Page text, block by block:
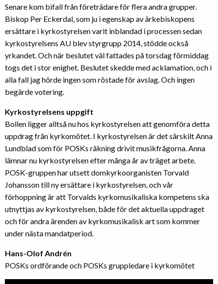
Senare kom bifall från företrädare för flera andra grupper.
Biskop Per Eckerdal, som ju i egenskap av ärkebiskopens
ersättare i kyrkostyrelsen varit inblandad i processen sedan
kyrkostyrelsens AU blev styrgrupp 2014, stödde också
yrkandet. Och när beslutet väl fattades på torsdag förmiddag
togs det i stor enighet. Beslutet skedde med acklamation, och i
alla fall jag hörde ingen som röstade för avslag. Och ingen
begärde votering.
Kyrkostyrelsens uppgift
Bollen ligger alltså nu hos kyrkostyrelsen att genomföra detta
uppdrag från kyrkomötet. I kyrkostyrelsen är det särskilt Anna
Lundblad som för POSKs räkning drivit musikfrågorna. Anna
lämnar nu kyrkostyrelsen efter många år av träget arbete.
POSK-gruppen har utsett domkyrkoorganisten Torvald
Johansson till ny ersättare i kyrkostyrelsen, och vår
förhoppning är att Torvalds kyrkomusikaliska kompetens ska
utnyttjas av kyrkostyrelsen, både för det aktuella uppdraget
och för andra ärenden av kyrkomusikalisk art som kommer
under nästa mandatperiod.
Hans-Olof Andrén
POSKs ordförande och POSKs gruppledare i kyrkomötet